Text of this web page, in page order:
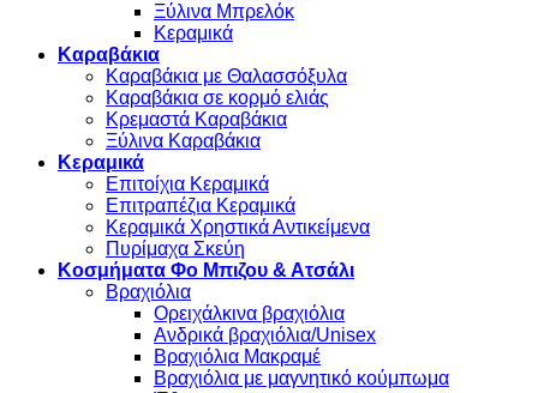
Ξύλινα Μπρελόκ
Κεραμικά
Καραβάκια
Καραβάκια με Θαλασσόξυλα
Καραβάκια σε κορμό ελιάς
Κρεμαστά Καραβάκια
Ξύλινα Καραβάκια
Κεραμικά
Επιτοίχια Κεραμικά
Επιτραπέζια Κεραμικά
Κεραμικά Χρηστικά Αντικείμενα
Πυρίμαχα Σκεύη
Κοσμήματα Φο Μπιζου & Ατσάλι
Βραχιόλια
Oρειχάλκινα βραχιόλια
Ανδρικά βραχιόλια/Unisex
Βραχιόλια Μακραμέ
Βραχιόλια με μαγνητικό κούμπωμα